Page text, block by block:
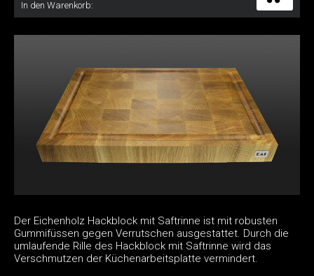
In den Warenkorb:
Der Eichenholz Hackblock mit Saftrinne ist mit robusten
Gummifüssen gegen Verrutschen ausgestattet. Durch die
umlaufende Rille des Hackblock mit Saftrinne wird das
Verschmutzen der Küchenarbeitsplatte vermindert.